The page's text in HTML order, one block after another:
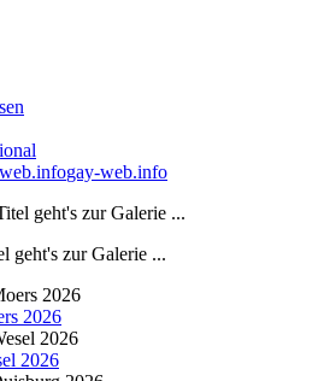
gay-web.info
geht's zur Galerie ...
2026
2026